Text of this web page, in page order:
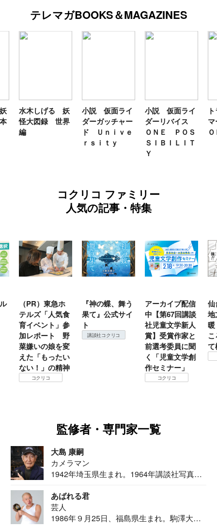
テレマガBOOKS＆MAGAZINES
水木しげる 妖
怪大図録 世界
編
小説 仮面ライ
ダーガッチャー
ド Ｕｎｉｖｅ
ｒｓｉｔｙ
小説 仮面ライ
ダーリバイス
ＯＮＥ ＰＯＳ
ＳＩＢＩＬＩＴ
ト
マ
Ｏ
コクリコ ファミリー
人気の記事・特集
（PR）東急ホ
テルズ「人気食
育イベント」参
加レポート 野
菜嫌いの娘を変
えた「もったい
ない！」の精神
コクリコ
『神の蝶、舞う
果て』公式サイ
ト
講談社コクリコ
アーカイブ配信
中【第67回講談
社児童文学新人
賞】受賞作家と
前選考委員に聞
く「児童文学創
作セミナー」
コクリコ
仙
地
こ
て
監修者・専門家一覧
大島 康嗣
カメラマン
1942年埼玉県生まれ。1964年講談社写真部
あばれる君
芸人
1986年９月25日、福島県生まれ。駒澤大学